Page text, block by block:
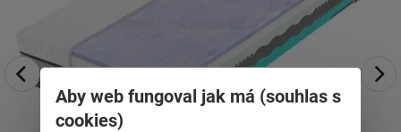
Aby web fungoval jak má (souhlas s
cookies)